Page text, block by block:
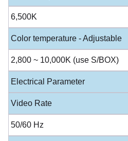
6,500K
Color temperature - Adjustable
2,800 ~ 10,000K (use S/BOX)
Electrical Parameter
Video Rate
50/60 Hz